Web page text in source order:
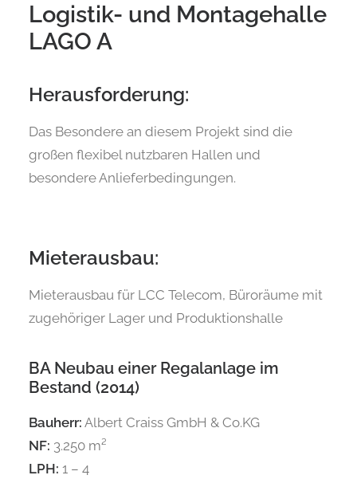
Logistik- und Montagehalle
LAGO A
Herausforderung:
Das Besondere an diesem Projekt sind die
großen flexibel nutzbaren Hallen und
besondere Anlieferbedingungen.
Mieterausbau:
Mieterausbau für LCC Telecom, Büroräume mit
zugehöriger Lager und Produktionshalle
BA Neubau einer Regalanlage im
Bestand (2014)
Bauherr: Albert Craiss GmbH & Co.KG
NF: 3.250 m²
LPH: 1 – 4